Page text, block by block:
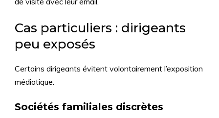
Cas particuliers : dirigeants
peu exposés
Certains dirigeants évitent volontairement l’exposition
médiatique.
Sociétés familiales discrètes